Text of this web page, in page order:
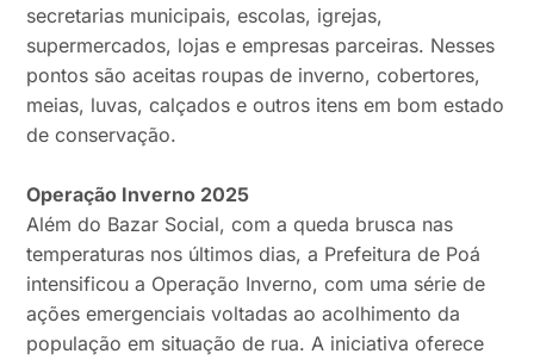
secretarias municipais, escolas, igrejas,
supermercados, lojas e empresas parceiras. Nesses
pontos são aceitas roupas de inverno, cobertores,
meias, luvas, calçados e outros itens em bom estado
de conservação.
Operação Inverno 2025
Além do Bazar Social, com a queda brusca nas
temperaturas nos últimos dias, a Prefeitura de Poá
intensificou a Operação Inverno, com uma série de
ações emergenciais voltadas ao acolhimento da
população em situação de rua. A iniciativa oferece